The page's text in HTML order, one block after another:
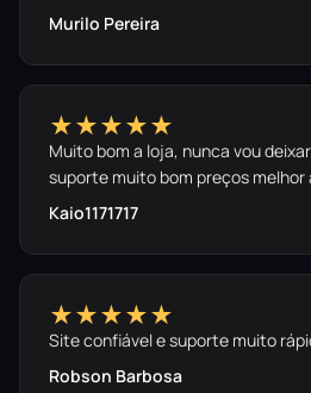
Murilo Pereira
★★★★★
Muito bom a loja, nunca vou
suporte muito bom preços melhor
Kaio1171717
★★★★★
Site confiável e suporte muito
Robson Barbosa